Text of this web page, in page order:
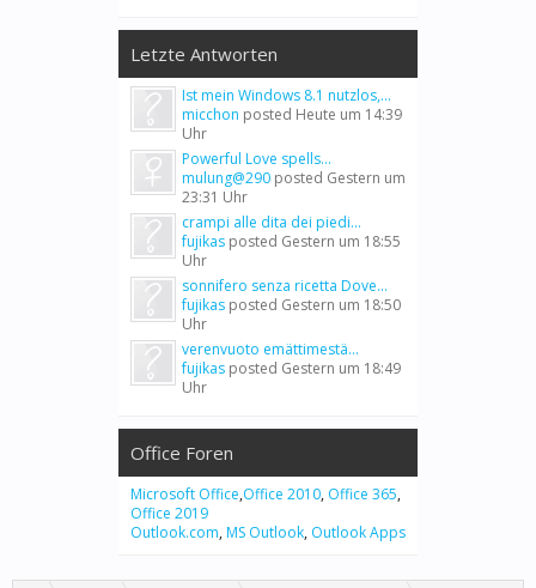
Letzte Antworten
Ist mein Windows 8.1 nutzlos,...
micchon posted Heute um 14:39
Uhr
Powerful Love spells...
mulung@290 posted Gestern um
23:31 Uhr
crampi alle dita dei piedi...
fujikas posted Gestern um 18:55
Uhr
sonnifero senza ricetta Dove...
fujikas posted Gestern um 18:50
Uhr
verenvuoto emättimestä...
fujikas posted Gestern um 18:49
Uhr
Office Foren
Microsoft Office,Office 2010, Office 365,
Office 2019
Outlook.com, MS Outlook, Outlook Apps